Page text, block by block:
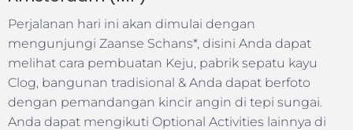
Perjalanan hari ini akan dimulai dengan
mengunjungi Zaanse Schans*, disini Anda dapat
melihat cara pembuatan Keju, pabrik sepatu kayu
Clog, bangunan tradisional & Anda dapat berfoto
dengan pemandangan kincir angin di tepi sungai.
Anda dapat mengikuti Optional Activities lainnya di